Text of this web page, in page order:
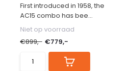
First introduced in 1958, the
AC15 combo has bee...
Niet op voorraad
€899,- €779,-